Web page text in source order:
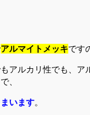
アルマイトメッキです
アルカリ性でも、
、
います。